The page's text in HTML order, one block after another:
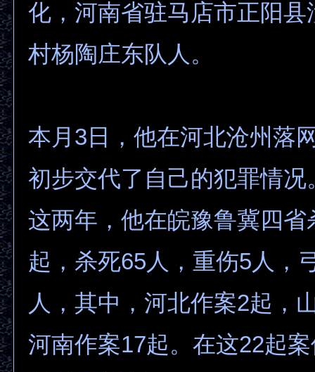
化，河南省驻马店市正阳县
村杨陶庄东队人。
本月3日，他在河北沧州落
初步交代了自己的犯罪情况
这两年，他在皖豫鲁冀四省
起，杀死65人，重伤5人，
人，其中，河北作案2起，
河南作案17起。在这22起